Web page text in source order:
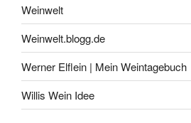
Weinwelt
Weinwelt.blogg.de
Werner Elflein | Mein Weintagebuch
Willis Wein Idee